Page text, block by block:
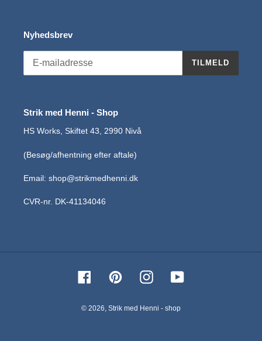
Nyhedsbrev
TILMELD
Strik med Henni - Shop
HS Works, Skiftet 43, 2990 Nivå
(Besøg/afhentning efter aftale)
Email: shop@strikmedhenni.dk
CVR-nr. DK-41134046
FacebookPinterestInstagramYouTube
© 2026, Strik med Henni - shop